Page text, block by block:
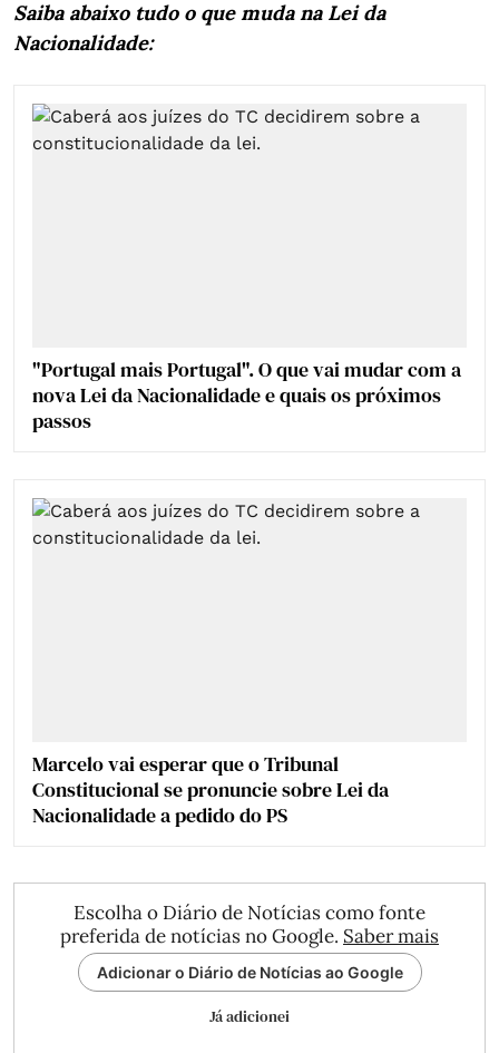
Saiba abaixo tudo o que muda na Lei da
Nacionalidade:
"Portugal mais Portugal". O que vai mudar com a
nova Lei da Nacionalidade e quais os próximos
passos
Marcelo vai esperar que o Tribunal
Constitucional se pronuncie sobre Lei da
Nacionalidade a pedido do PS
Escolha o Diário de Notícias como fonte
preferida de notícias no Google. Saber mais
Adicionar o Diário de Notícias ao Google
Já adicionei